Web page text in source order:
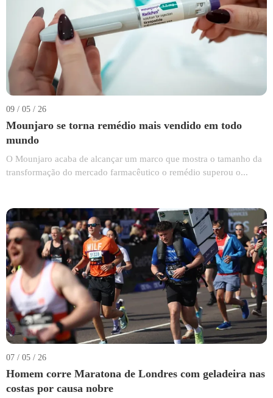
09 / 05 / 26
Mounjaro se torna remédio mais vendido em todo
mundo
O Mounjaro acaba de alcançar um marco que mostra o tamanho da
transformação do mercado farmacêutico o remédio superou o...
07 / 05 / 26
Homem corre Maratona de Londres com geladeira nas
costas por causa nobre